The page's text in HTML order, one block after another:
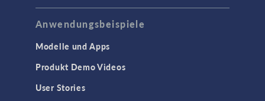
Niederfrequenz-Elektromagnetik
Plasmaphysik
Anwendungsbeispiele
Modelle und Apps
Produkt Demo Videos
User Stories